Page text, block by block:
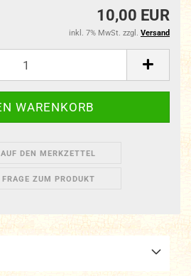
10,00 EUR
inkl. 7% MwSt. zzgl. Versand
AUF DEN MERKZETTEL
FRAGE ZUM PRODUKT